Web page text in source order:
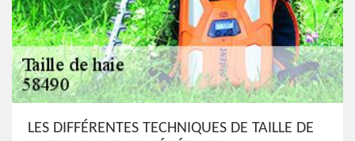
LES DIFFÉRENTES TECHNIQUES DE TAILLE DE